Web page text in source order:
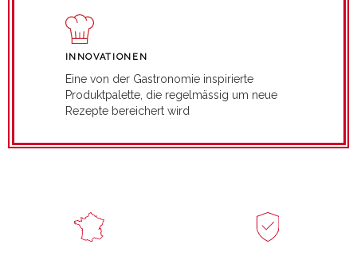
INNOVATIONEN
Eine von der Gastronomie inspirierte
Produktpalette, die regelmässig um neue
Rezepte bereichert wird